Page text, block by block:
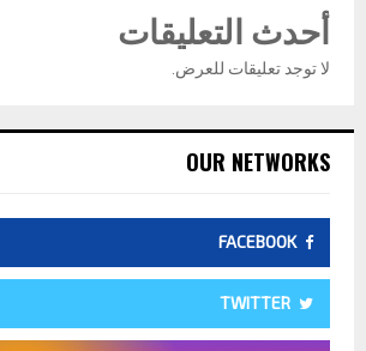
أحدث التعليقات
لا توجد تعليقات للعرض.
OUR NETWORKS
FACEBOOK
TWITTER